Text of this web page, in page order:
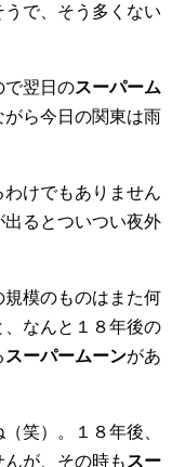
で、そう多くない
で翌日のスーパーム
ら今日の関東は雨
けでもありません
るとついつい夜外
規模のものはまた何
なんと１８年後の
スーパームーンがあ
笑）。１８年後、
が、その時も スー